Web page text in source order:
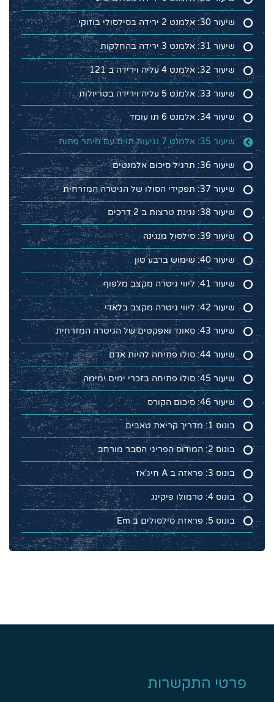
שיעור 30: אלמנט 2 ירידה בסילסולי בוזוקי
שיעור 31: אלמנט 3 ירידה בהחלקות
שיעור 32: אלמנט 4 עליה וירידה ב 121
שיעור 33: אלמנט 5 עליה וירידה בטריולות
שיעור 34: אלמנט 6 תו עומד
שיעור 35: אלמנט 7 נגיעות תוים עם מיתר פתוח
שיעור 36: תרגיל סיכום אלמנטים
שיעור 37: תפקידי הסולו של הגיטרה המזרחית
שיעור 38: נגינת טרצות ב 2 דרכים
שיעור 39: סילסול מנגינה
שיעור 40: שימוש ברבע טון
שיעור 41: ליווי גיטרה מקצב מלפוף
שיעור 42: ליווי גיטרה מקצב בלאדי
שיעור 43: סאונד ואפקטים של הגיטרה המזרחית
שיעור 44: סולו פתיחה להיות אדם
שיעור 45: סולו פתיחה בזכרי ימים ימימה
שיעור 46: סיכום הקורס
בונוס 1: מדריך קריאת טאבים
בונוס 2: המודוס הפריגי הסבר מורחב
בונוס 3: פראזה ב A חיג'אז
בונוס 4: טרמולו פיקינג
בונוס 5: פראזת סילסולים ב Em
פרטי התקשרות